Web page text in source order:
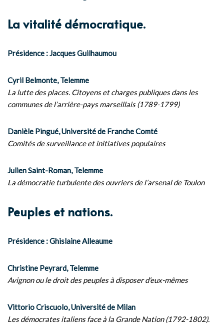
La vitalité démocratique.
Présidence : Jacques Guilhaumou
Cyril Belmonte, Telemme
La lutte des places. Citoyens et charges publiques dans les
communes de l’arrière-pays marseillais (1789-1799)
Danièle Pingué, Université de Franche Comté
Comités de surveillance et initiatives populaires
Julien Saint-Roman, Telemme
La démocratie turbulente des ouvriers de l’arsenal de Toulon
Peuples et nations.
Présidence : Ghislaine Alleaume
Christine Peyrard, Telemme
Avignon ou le droit des peuples à disposer d’eux-mêmes
Vittorio Criscuolo, Université de Milan
Les démocrates italiens face à la Grande Nation (1792-1802).